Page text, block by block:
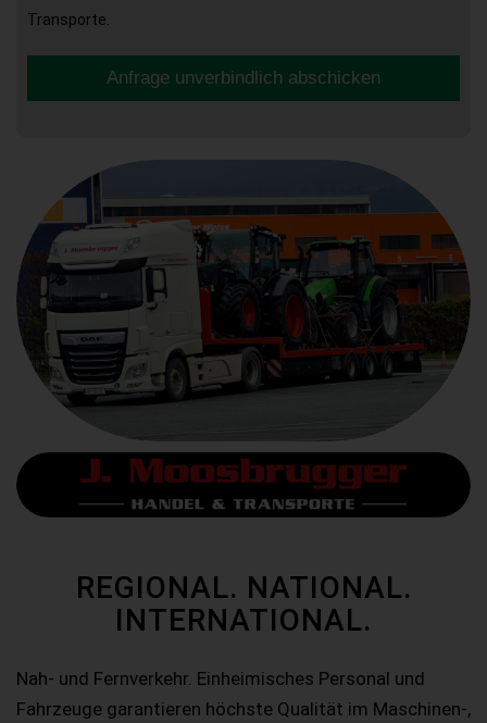
Transporte.
Anfrage unverbindlich abschicken
REGIONAL. NATIONAL.
INTERNATIONAL.
Nah- und Fernverkehr. Einheimisches Personal und
Fahrzeuge garantieren höchste Qualität im Maschinen-,